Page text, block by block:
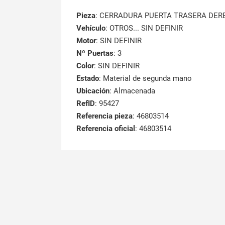
Pieza: CERRADURA PUERTA TRASERA
Vehículo: OTROS... SIN DEFINIR
Motor: SIN DEFINIR
Nº Puertas: 3
Color: SIN DEFINIR
Estado: Material de segunda mano
Ubicación: Almacenada
RefID: 95427
Referencia pieza: 46803514
Referencia oficial : 46803514